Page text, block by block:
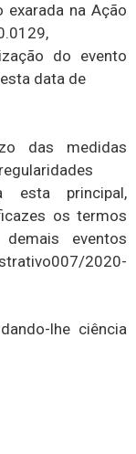
na Ação
do evento
data de
das medidas
principal,
os termos
eventos
2020-
lhe ciência